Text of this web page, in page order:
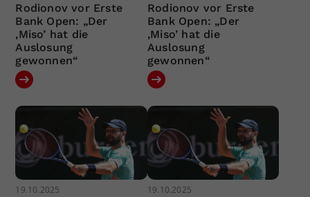
Rodionov vor Erste
Bank Open: „Der
‚Miso’ hat die
Auslosung
gewonnen“
Rodionov vor Erste
Bank Open: „Der
‚Miso’ hat die
Auslosung
gewonnen“
19.10.2025 19.10.2025